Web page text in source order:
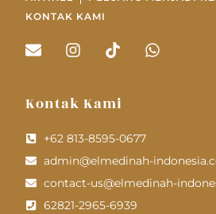
KONTAK KAMI
Kontak Kami
+62 813-8595-0677
admin@elmedinah-
contact-us@elmedinah-
62821-2965-6939